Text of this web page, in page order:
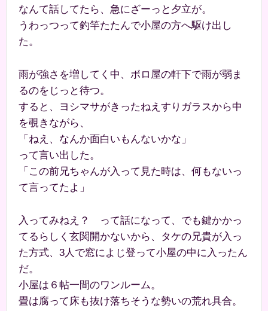
なんて話してたら、急にざーっと夕立が。
うわっつって釣竿たたんで小屋の方へ駆け出し
た。
雨が強さを増してく中、ボロ屋の軒下で雨が弱ま
るのをじっと待つ。
すると、ヨシマサがきったねえすりガラスから中
を覗きながら、
「ねえ、なんか面白いもんないかな」
って言い出した。
「この前兄ちゃんが入って見た時は、何もないっ
て言ってたよ」
入ってみねえ？ って話になって、でも鍵かかっ
てるらしく玄関開かないから、タケの兄貴が入っ
た方式、3人で窓によじ登って小屋の中に入ったん
だ。
小屋は６帖一間のワンルーム。
畳は腐って床も抜け落ちそうな勢いの荒れ具合。